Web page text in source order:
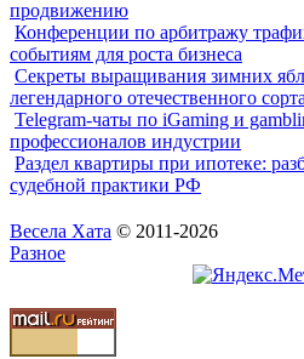
продвижению
Конференции по арбитражу
событиям для роста бизнеса
Секреты выращивания зимних
легендарного отечественного сорта
Telegram-чаты по iGaming и
профессионалов индустрии
Раздел квартиры при ипотеке:
судебной практики РФ
Весела Хата © 2011-2026
Разное